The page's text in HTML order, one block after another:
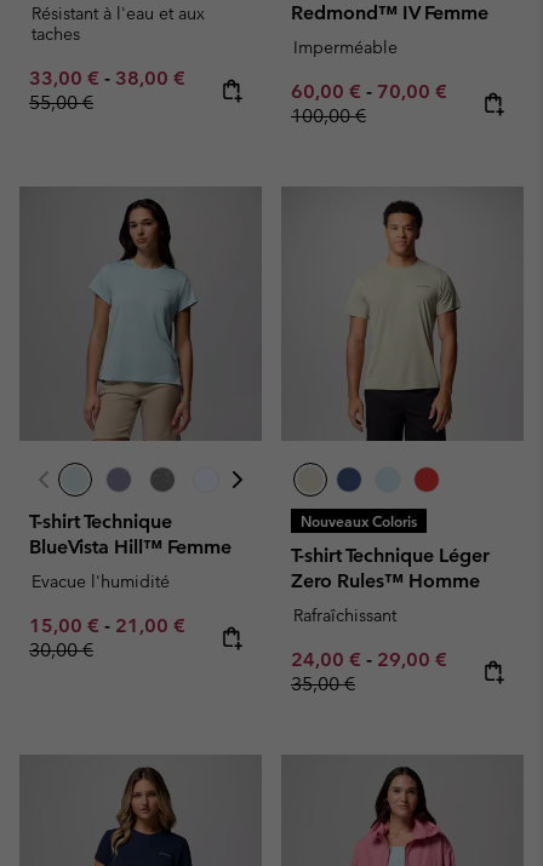
Résistant à l'eau et aux
taches
Minimum sale price:
33,00 € - Maximum sale price:
38,00 € Regular price:
55,00 €
Redmond™ IV Femme
Imperméable
Minimum sale price:
60,00 € - Maximum sale
70,00 € Regular
100,00 €
T-shirt Technique
BlueVista Hill™ Femme
Evacue l'humidité
Minimum sale price:
15,00 € - Maximum sale price:
21,00 € Regular price:
30,00 €
Nouveaux Coloris
T-shirt Technique Léger
Zero Rules™ Homme
Rafraîchissant
Minimum sale price:
24,00 € - Maximum sale
29,00 € Regular
35,00 €